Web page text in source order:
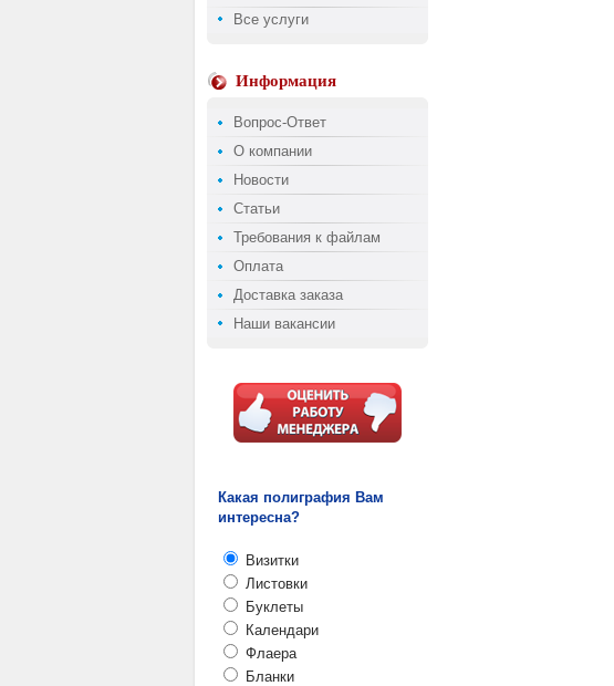
Все услуги
Информация
Вопрос-Ответ
О компании
Новости
Статьи
Требования к файлам
Оплата
Доставка заказа
Наши вакансии
Какая полиграфия Вам
интересна?
Визитки
Листовки
Буклеты
Календари
Флаера
Бланки